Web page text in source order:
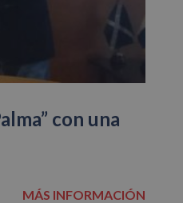
con una
MÁS INFORMACIÓN